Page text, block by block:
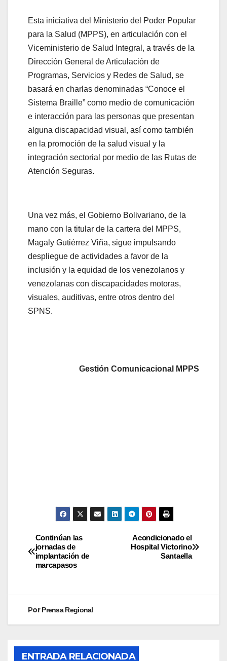
Esta iniciativa del Ministerio del Poder Popular
para la Salud (MPPS), en articulación con el
Viceministerio de Salud Integral, a través de la
Dirección General de Articulación de
Programas, Servicios y Redes de Salud, se
basará en charlas denominadas “Conoce el
Sistema Braille” como medio de comunicación
e interacción para las personas que presentan
alguna discapacidad visual, así como también
en la promoción de la salud visual y la
integración sectorial por medio de las Rutas de
Atención Seguras.
Una vez más, el Gobierno Bolivariano, de la
mano con la titular de la cartera del MPPS,
Magaly Gutiérrez Viña, sigue impulsando
despliegue de actividades a favor de la
inclusión y la equidad de los venezolanos y
venezolanas con discapacidades motoras,
visuales, auditivas, entre otros dentro del
SPNS.
Gestión Comunicacional MPPS
Acondicionado el
Hospital Victorino
Santaella
Continúan las
jornadas de
implantación de
marcapasos
PorPrensa Regional
ENTRADA RELACIONADA